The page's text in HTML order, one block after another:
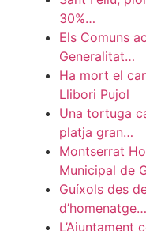
30%…
Els Comuns
Generalitat…
Ha mort el
Llibori Pujol
Una tortuga
platja gran…
Montserrat
Municipal de
Guíxols des
d’homenatge…
L’Ajuntament